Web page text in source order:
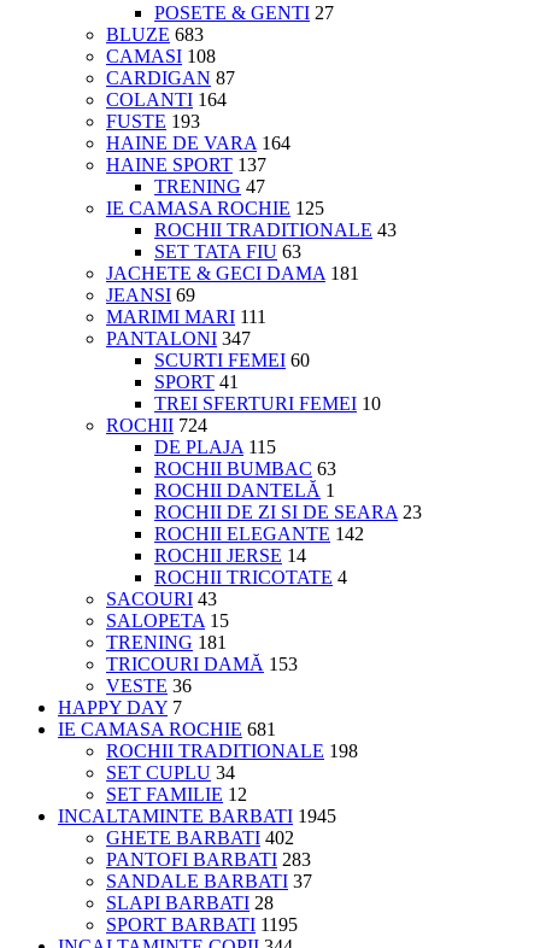
POSETE & GENTI 27
BLUZE 683
CAMASI 108
CARDIGAN 87
COLANTI 164
FUSTE 193
HAINE DE VARA 164
HAINE SPORT 137
TRENING 47
IE CAMASA ROCHIE 125
ROCHII TRADITIONALE 43
SET TATA FIU 63
JACHETE & GECI DAMA 181
JEANSI 69
MARIMI MARI 111
PANTALONI 347
SCURTI FEMEI 60
SPORT 41
TREI SFERTURI FEMEI 10
ROCHII 724
DE PLAJA 115
ROCHII BUMBAC 63
ROCHII DANTELĂ 1
ROCHII DE ZI SI DE SEARA 23
ROCHII ELEGANTE 142
ROCHII JERSE 14
ROCHII TRICOTATE 4
SACOURI 43
SALOPETA 15
TRENING 181
TRICOURI DAMĂ 153
VESTE 36
HAPPY DAY 7
IE CAMASA ROCHIE 681
ROCHII TRADITIONALE 198
SET CUPLU 34
SET FAMILIE 12
INCALTAMINTE BARBATI 1945
GHETE BARBATI 402
PANTOFI BARBATI 283
SANDALE BARBATI 37
SLAPI BARBATI 28
SPORT BARBATI 1195